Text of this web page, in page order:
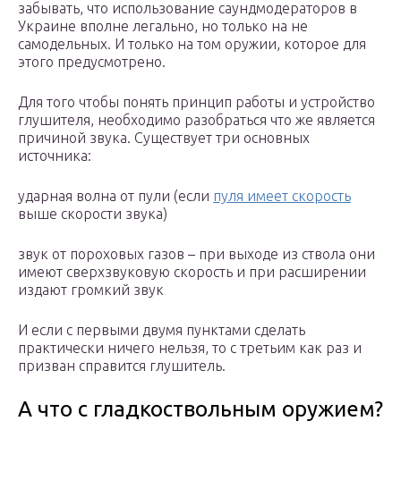
забывать, что использование саундмодераторов в
Украине вполне легально, но только на не
самодельных. И только на том оружии, которое для
этого предусмотрено.
Для того чтобы понять принцип работы и устройство
глушителя, необходимо разобраться что же является
причиной звука. Существует три основных
источника:
ударная волна от пули (если пуля имеет скорость
выше скорости звука)
звук от пороховых газов – при выходе из ствола они
имеют сверхзвуковую скорость и при расширении
издают громкий звук
И если с первыми двумя пунктами сделать
практически ничего нельзя, то с третьим как раз и
призван справится глушитель.
А что с гладкоствольным оружием?